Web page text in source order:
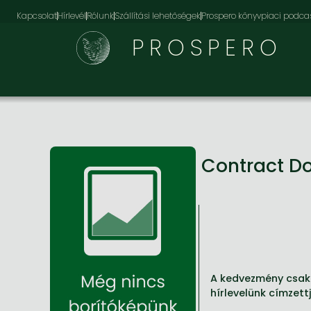
KapcsolatHírlevélRólunkSzállítási lehetőségekProspero könyvpiaci
PROSPERO
Contract
A kedvezmény
hírlevelünk